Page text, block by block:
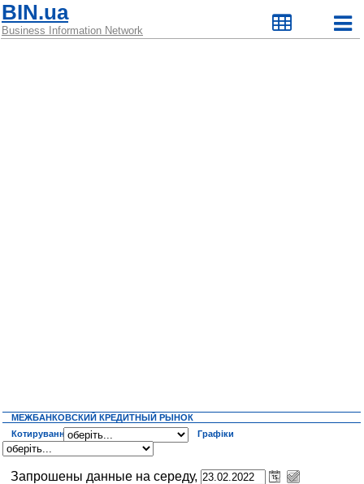
BIN.ua
Business Information Network
МЕЖБАНКОВСКИЙ КРЕДИТНЫЙ РЫНОК
Котирування
Графіки
Запрошены данные на середу,